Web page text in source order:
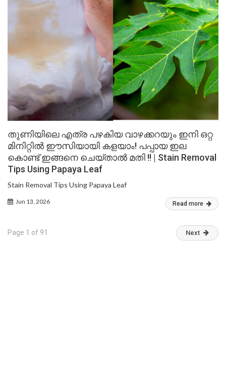
തുണിയിലെ എത്ര പഴകിയ വാഴക്കറയും ഇനി ഒറ്റ
മിനിറ്റിൽ ഈസിയായി കളയാം! പപ്പായ ഇല
കൊണ്ട് ഇങ്ങനെ ചെയ്താൽ മതി !! | Stain Removal
Tips Using Papaya Leaf
Stain Removal Tips Using Papaya Leaf
Jun 13, 2026 Read more
Page 1 of 91 Next